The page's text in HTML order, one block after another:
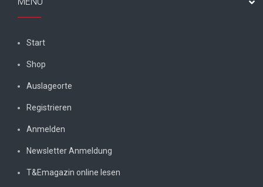
Start
Shop
Auslageorte
Registrieren
Anmelden
Newsletter Anmeldung
T&Emagazin online lesen